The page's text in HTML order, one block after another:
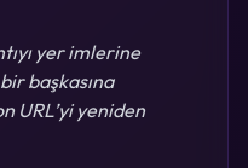
yer imlerine
başkasına
URL’yi yeniden